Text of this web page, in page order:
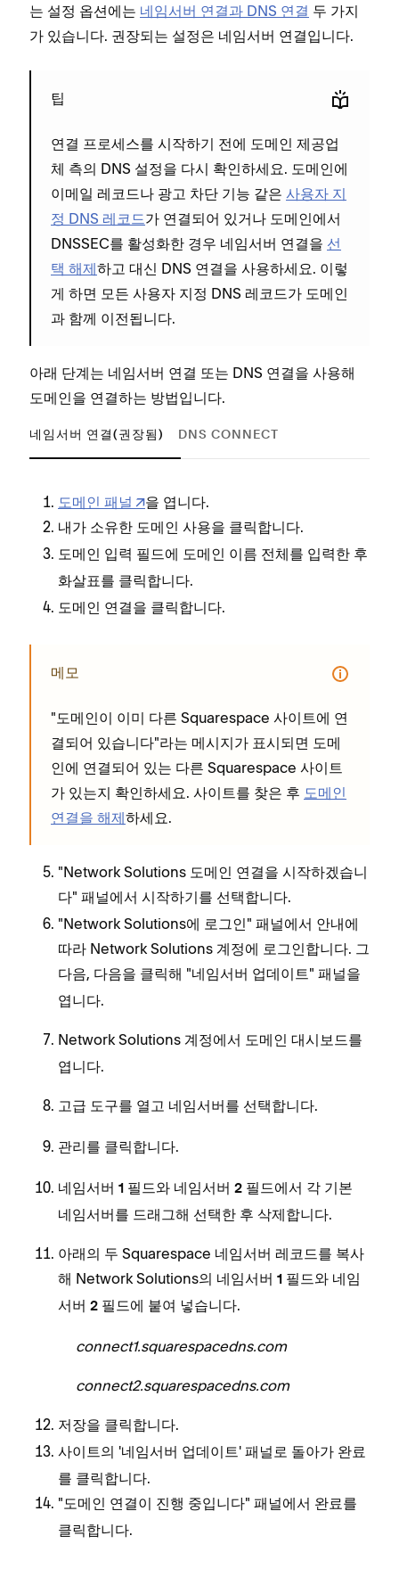
는 설정 옵션에는 네임서버 연결과 DNS 연결 두 가지
가 있습니다. 권장되는 설정은 네임서버 연결입니다.
팁
연결 프로세스를 시작하기 전에 도메인 제공업
체 측의 DNS 설정을 다시 확인하세요. 도메인에
이메일 레코드나 광고 차단 기능 같은 사용자 지
정 DNS 레코드가 연결되어 있거나 도메인에서
DNSSEC를 활성화한 경우 네임서버 연결을 선
택 해제하고 대신 DNS 연결을 사용하세요. 이렇
게 하면 모든 사용자 지정 DNS 레코드가 도메인
과 함께 이전됩니다.
아래 단계는 네임서버 연결 또는 DNS 연결을 사용해
도메인을 연결하는 방법입니다.
네임서버 연결(권장됨) DNS CONNECT
도메인 패널 을 엽니다.
내가 소유한 도메인 사용을 클릭합니다.
도메인 입력 필드에 도메인 이름 전체를 입력한 후
화살표를 클릭합니다.
도메인 연결을 클릭합니다.
메모
"도메인이 이미 다른 Squarespace 사이트에 연
결되어 있습니다"라는 메시지가 표시되면 도메
인에 연결되어 있는 다른 Squarespace 사이트
가 있는지 확인하세요. 사이트를 찾은 후 도메인
연결을 해제하세요.
"Network Solutions 도메인 연결을 시작하겠습니
다" 패널에서 시작하기 를 선택합니다.
"Network Solutions에 로그인" 패널에서 안내에
따라 Network Solutions 계정에 로그인합니다. 그
다음, 다음을 클릭해 "네임서버 업데이트" 패널을
엽니다.
Network Solutions 계정에서 도메인 대시보드를
엽니다.
고급 도구를 열고 네임서버 를 선택합니다.
관리 를 클릭합니다.
네임서버 1 필드와 네임서버 2 필드에서 각 기본
네임서버를 드래그해 선택한 후 삭제합니다.
아래의 두 Squarespace 네임서버 레코드를 복사
해 Network Solutions의 네임서버 1 필드와 네임
서버 2 필드에 붙여 넣습니다.
connect1.squarespacedns.com
connect2.squarespacedns.com
저장을 클릭합니다.
사이트의 '네임서버 업데이트' 패널로 돌아가 완료
를 클릭합니다.
"도메인 연결이 진행 중입니다" 패널에서 완료를
클릭합니다.